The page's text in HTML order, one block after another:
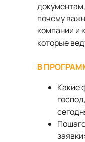
почему
компании и
которые
В
Какие